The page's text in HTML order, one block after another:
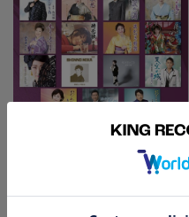
キング最新歌謡ベストヒ
ット2023秋